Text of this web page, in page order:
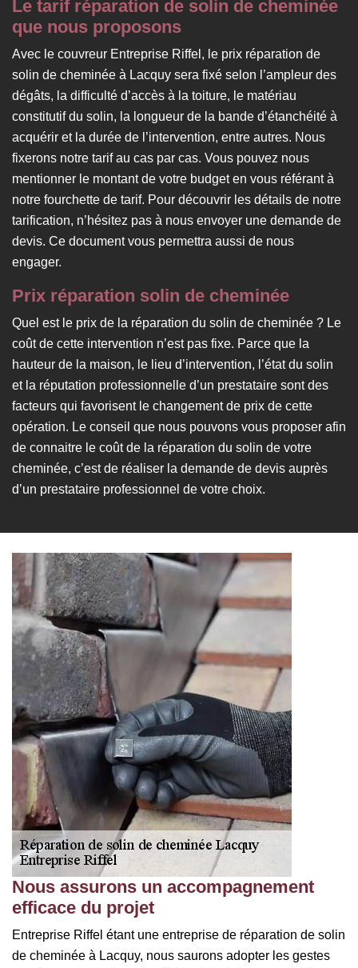
Le tarif réparation de solin de cheminée
que nous proposons
Avec le couvreur Entreprise Riffel, le prix réparation de
solin de cheminée à Lacquy sera fixé selon l’ampleur des
dégâts, la difficulté d’accès à la toiture, le matériau
constitutif du solin, la longueur de la bande d’étanchéité à
acquérir et la durée de l’intervention, entre autres. Nous
fixerons notre tarif au cas par cas. Vous pouvez nous
mentionner le montant de votre budget en vous référant à
notre fourchette de tarif. Pour découvrir les détails de notre
tarification, n’hésitez pas à nous envoyer une demande de
devis. Ce document vous permettra aussi de nous
engager.
Prix réparation solin de cheminée
Quel est le prix de la réparation du solin de cheminée ? Le
coût de cette intervention n’est pas fixe. Parce que la
hauteur de la maison, le lieu d’intervention, l’état du solin
et la réputation professionnelle d’un prestataire sont des
facteurs qui favorisent le changement de prix de cette
opération. Le conseil que nous pouvons vous proposer afin
de connaitre le coût de la réparation du solin de votre
cheminée, c’est de réaliser la demande de devis auprès
d’un prestataire professionnel de votre choix.
Nous assurons un accompagnement
efficace du projet
Entreprise Riffel étant une entreprise de réparation de solin
de cheminée à Lacquy, nous saurons adopter les gestes